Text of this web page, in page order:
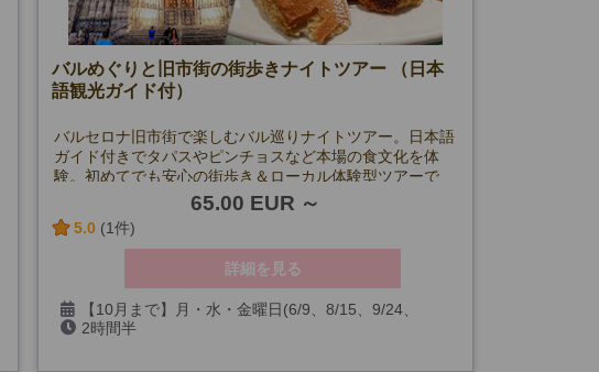
バルめぐりと旧市街の街歩きナイトツアー （日本
語観光ガイド付）
バルセロナ旧市街で楽しむバル巡りナイトツアー。日本語
ガイド付きでタパスやピンチョスなど本場の食文化を体
験。初めてでも安心の街歩き＆ローカル体験型ツアーで
65.00 EUR
5.0 (1件)
詳細を見る
【10月まで】月・水・金曜日(6/9、8/15、9/24、
12/8・24・26・31を除く)
2時間半